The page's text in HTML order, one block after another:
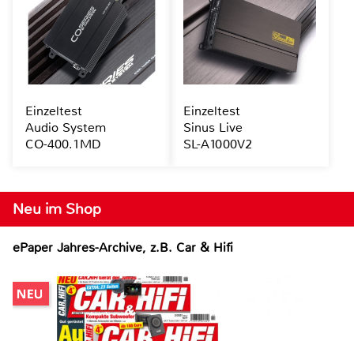
Neu im Shop
ePaper Jahres-Archive, z.B. Car & Hifi
Einzeltest
Audio System
CO-400.1MD
Einzeltest
Sinus Live
SL-A1000V2